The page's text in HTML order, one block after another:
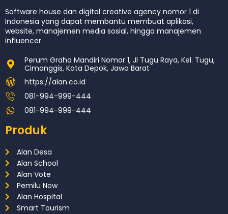
Software house dan digital creative agency nomor 1 di
Indonesia yang dapat membantu membuat aplikasi,
website, manajemen media sosial, hingga manajemen
influencer.
Perum Graha Mandiri Nomor 1, Jl Tugu Raya, Kel. Tugu,
Cimanggis, Kota Depok, Jawa Barat
https://alan.co.id
081-994-999-444
081-994-999-444
Produk
Alan Desa
Alan School
Alan Vote
Pemilu Now
Alan Hospital
Smart Tourism